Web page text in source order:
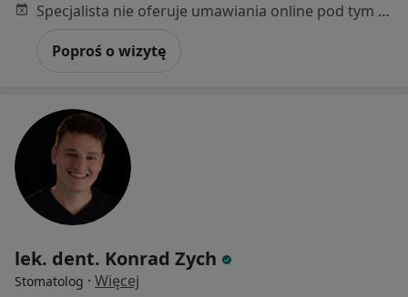
Specjalista nie oferuje umawiania online pod tym adresem.
Poproś o wizytę
lek. dent. Konrad Zych
Stomatolog · Więcej